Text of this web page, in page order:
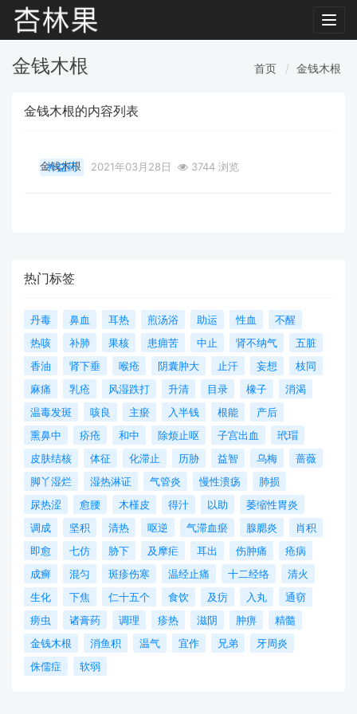
金钱木根 首页 金钱木根
金钱木根的内容列表
金钱木根
补益药 2021年03月28日 3744 浏览
热门标签
丹毒 鼻血 耳热 煎汤浴 助运 性血
不醒
热咳
补肺 果核 患痈苦 中止 肾不纳气
五脏
香油
肾下垂 喉疮 阴囊肿大 止汗 妄想
枝同
麻痛
乳疮 风湿跌打 升清 目录 橡子
消渴
温毒发斑
咳良 主瘀 入半钱 根能
产后
熏鼻中
疥疮 和中 除烦止呕 子宫出血
玳瑁
皮肤结核
体征 化滞止 历胁 益智 乌梅
蔷薇
脚丫湿烂
湿热淋证 气管炎 慢性溃疡
肺损
尿热涩
愈腰 木槿皮 得汁 以助
萎缩性胃炎
调成
坚积 清热 呕逆 气滞血瘀 腺腮炎
肖积
即愈
七仿 胁下 及摩疟 耳出 伤肿痛
疮病
成癣
混匀 斑疹伤寒 温经止痛 十二经络
清火
生化
下焦 仁十五个 食饮 及疠 入丸
通窃
痨虫
诸膏药 调理 疹热 滋阴 肿痹
精髓
金钱木根
消鱼积 温气 宜作 兄弟
牙周炎
侏儒症
软弱